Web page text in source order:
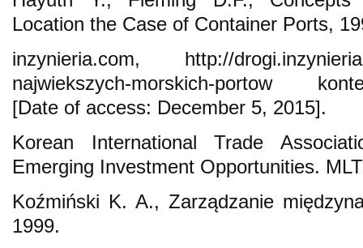
Location the Case of Container Ports,
inzynieria.com, http://
najwiekszych-morskich-portow
[Date of access: December 5, 2015].
Korean International Trade
Emerging Investment Opportunities.
Koźmiński K. A., Zarządzanie
1999.